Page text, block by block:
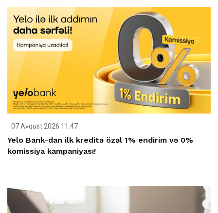
07 Avqust 2026 11:47
Yelo Bank-dan ilk kreditə özəl 1% endirim və 0%
komissiya kampaniyası!